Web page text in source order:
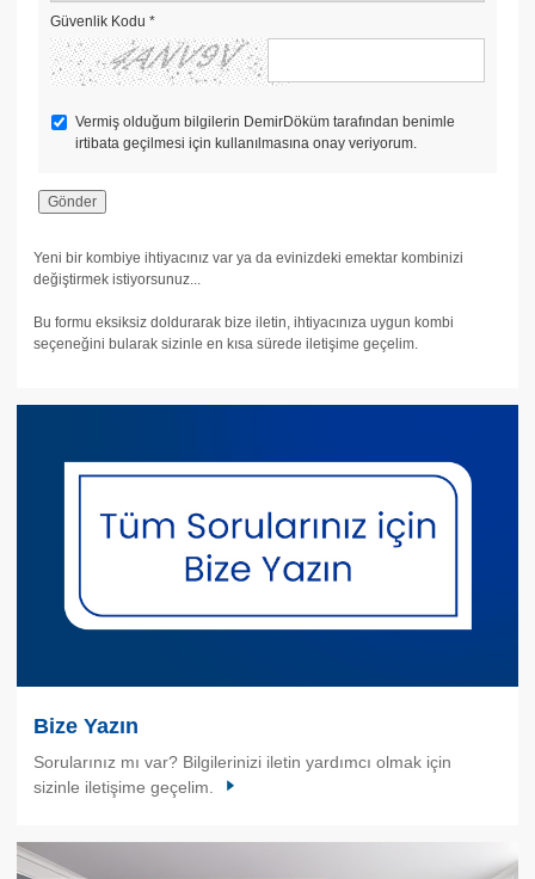
Güvenlik Kodu*
Vermiş olduğum bilgilerin DemirDöküm tarafından benimle
irtibata geçilmesi için kullanılmasına onay veriyorum.
Yeni bir kombiye ihtiyacınız var ya da evinizdeki emektar kombinizi
değiştirmek istiyorsunuz...
Bu formu eksiksiz doldurarak bize iletin, ihtiyacınıza uygun kombi
seçeneğini bularak sizinle en kısa sürede iletişime geçelim.
Bize Yazın
Sorularınız mı var? Bilgilerinizi iletin yardımcı olmak için
sizinle iletişime geçelim.